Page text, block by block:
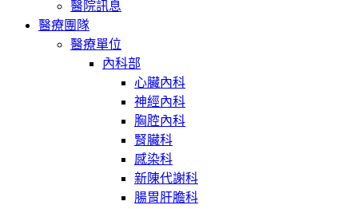
醫院訊息
醫療團隊
醫療單位
內科部
心臟內科
神經內科
胸腔內科
腎臟科
感染科
新陳代謝科
腸胃肝膽科